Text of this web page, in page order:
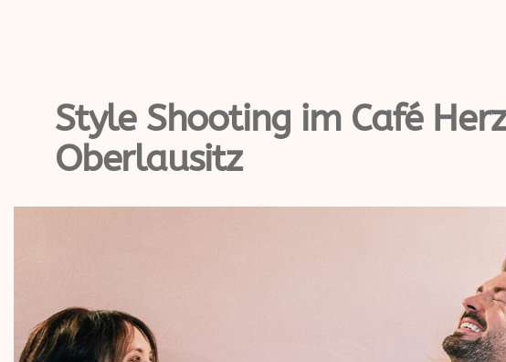
Style Shooting im Café
Oberlausitz